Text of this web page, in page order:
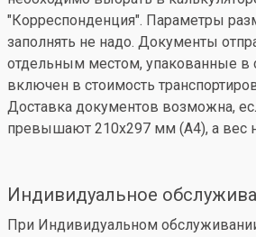
"Корреспонденция". Параметры
заполнять не надо. Документы
отдельным местом, упакованные в
включен в стоимость
Доставка документов возможна,
превышают 210x297 мм (А4), а вес
Индивидуальное
При Индивидуальном